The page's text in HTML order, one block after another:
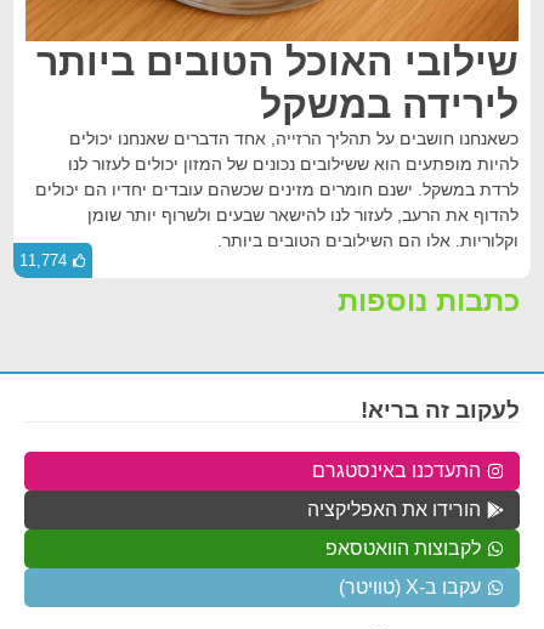
שילובי האוכל הטובים ביותר
לירידה במשקל
כשאנחנו חושבים על תהליך הרזייה, אחד הדברים שאנחנו יכולים
להיות מופתעים הוא ששילובים נכונים של המזון יכולים לעזור לנו
לרדת במשקל. ישנם חומרים מזינים שכשהם עובדים יחדיו הם יכולים
להדוף את הרעב, לעזור לנו להישאר שבעים ולשרוף יותר שומן
וקלוריות. אלו הם השילובים הטובים ביותר.
11,774
כתבות נוספות
לעקוב זה בריא!
התעדכנו באינסטגרם
הורידו את האפליקציה
לקבוצות הוואטסאפ
עקבו ב-X (טוויטר)